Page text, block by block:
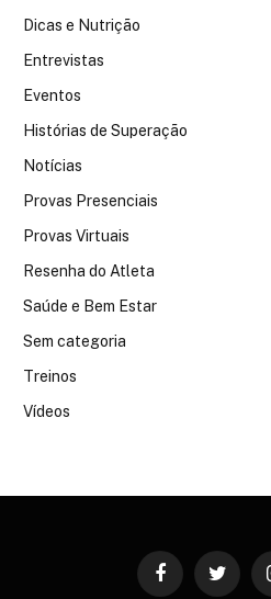
Dicas e Nutrição
Entrevistas
Eventos
Histórias de Superação
Notícias
Provas Presenciais
Provas Virtuais
Resenha do Atleta
Saúde e Bem Estar
Sem categoria
Treinos
Vídeos
FacebookTwitter